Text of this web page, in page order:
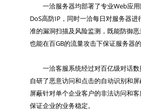
一洽服务器均部署了专业Web应用
DoS高防IP，同时一洽每日对服务器进
准的漏洞扫描及风险监测，既能防御
也能在百GB的流量攻击下保证服务器的
一洽客服系统经过对百亿级对话数
自研了恶意访问和点击的自动识别和
屏蔽针对单个企业客户的非法访问和客